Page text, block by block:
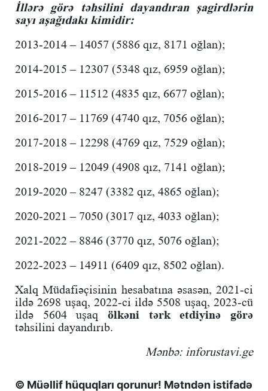
İllərə görə təhsilini dayandıran şagirdlərin
sayı aşağıdakı kimidir:
2013-2014 – 14057 (5886 qız, 8171 oğlan);
2014-2015 – 12307 (5348 qız, 6959 oğlan);
2015-2016 – 11512 (4835 qız, 6677 oğlan);
2016-2017 – 11769 (4740 qız, 7056 oğlan);
2017-2018 – 12298 (4769 qız, 7529 oğlan);
2018-2019 – 12049 (4908 qız, 7141 oğlan);
2019-2020 – 8247 (3382 qız, 4865 oğlan);
2020-2021 – 7050 (3017 qız, 4033 oğlan);
2021-2022 – 8846 (3770 qız, 5076 oğlan);
2022-2023 – 14911 (6409 qız, 8502 oğlan).
Xalq Müdafiəçisinin hesabatına əsasən, 2021-ci
ildə 2698 uşaq, 2022-ci ildə 5508 uşaq, 2023-cü
ildə 5604 uşaq ölkəni tərk etdiyinə görə
təhsilini dayandırıb.
Mənbə: inforustavi.ge
© Müəllif hüquqları qorunur! Mətndən istifadə